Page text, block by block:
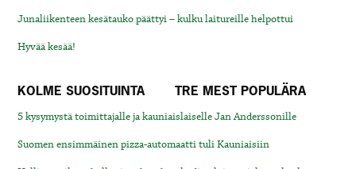
Junaliikenteen kesätauko päättyi – kulku laitureille helpottui
Hyvää kesää!
KOLME SUOSITUINTA TRE MEST POPULÄRA
5 kysymystä toimittajalle ja kauniaislaiselle Jan Anderssonille
Suomen ensimmäinen pizza-automaatti tuli Kauniaisiin